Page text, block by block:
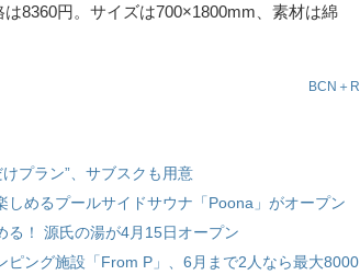
8360円。サイズは700×1800mm、素材は綿
BCN＋R
プラン”、サブスクも用意
めるプールサイドサウナ「Poona」がオープン
る！ 源氏の湯が4月15日オープン
ング施設「From P」、6月まで2人なら最大8000